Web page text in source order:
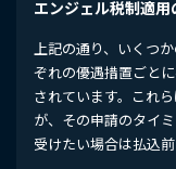
エンジェル税制適用
上記の通り、いくつ
ぞれの優遇措置ごと
されています。これ
が、その申請のタイ
受けたい場合は払込